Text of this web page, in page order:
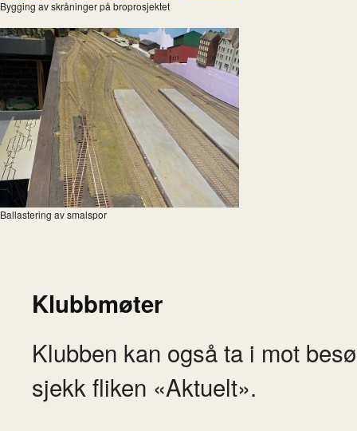
Bygging av skråninger på broprosjektet
Ballastering av smalspor
Klubbmøter
Klubben kan også ta i mot
sjekk fliken «Aktuelt».